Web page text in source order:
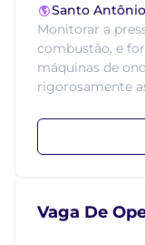
Santo
Monitorar a
combustão, e
máquinas de
rigorosamente
Vaga De